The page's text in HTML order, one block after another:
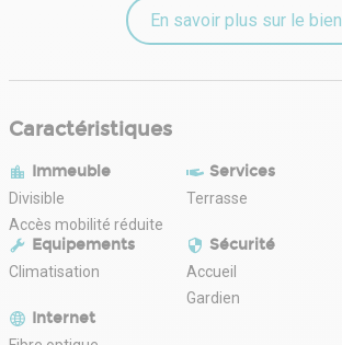
En savoir plus sur le bien
Caractéristiques
Immeuble
Divisible
Accès mobilité réduite
Services
Terrasse
Equipements
Climatisation
Sécurité
Accueil
Gardien
Internet